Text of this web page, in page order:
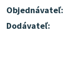
Objednávateľ:
Dodávateľ: